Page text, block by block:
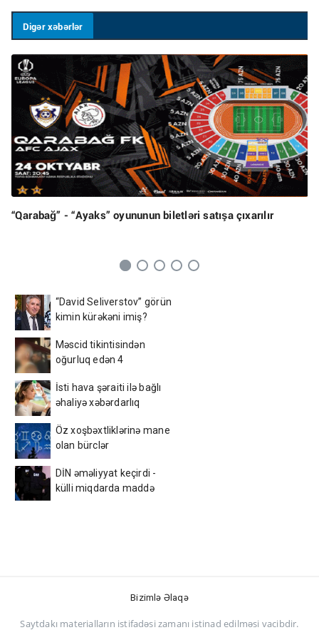
Digər xəbərlər
“Qarabağ” - “Ayaks” oyununun biletləri satışa çıxarılır
“David Seliverstov” görün
kimin kürəkəni imiş?
Məscid tikintisindən
oğurluq edən 4
Foto
İsti hava şəraiti ilə bağlı
əhaliyə xəbərdarlıq
Öz xoşbəxtliklərinə mane
olan bürclər
DİN əməliyyat keçirdi -
külli miqdarda maddə
Bizimlə Əlaqə
Saytdakı materialların istifadəsi zamanı istinad edilməsi vacibdir.